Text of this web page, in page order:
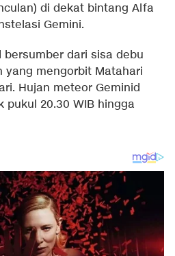
di dekat bintang Alfa
Gemini.
bersumber dari sisa debu
yang mengorbit Matahari
Hujan meteor Geminid
20.30 WIB hingga